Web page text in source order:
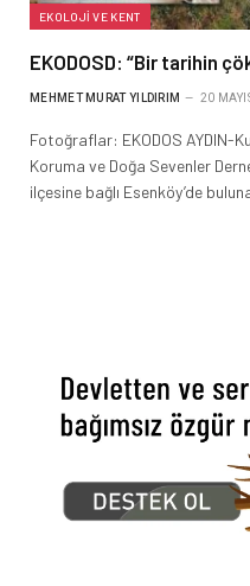
EKOLOJI VE KENT
EKODOSD: “Bir tarihin
MEHMET MURAT YILDIRIM 20
Fotoğraflar: EKODOS AYDIN-
Koruma ve Doğa Sevenler
ilçesine bağlı Esenköy’de